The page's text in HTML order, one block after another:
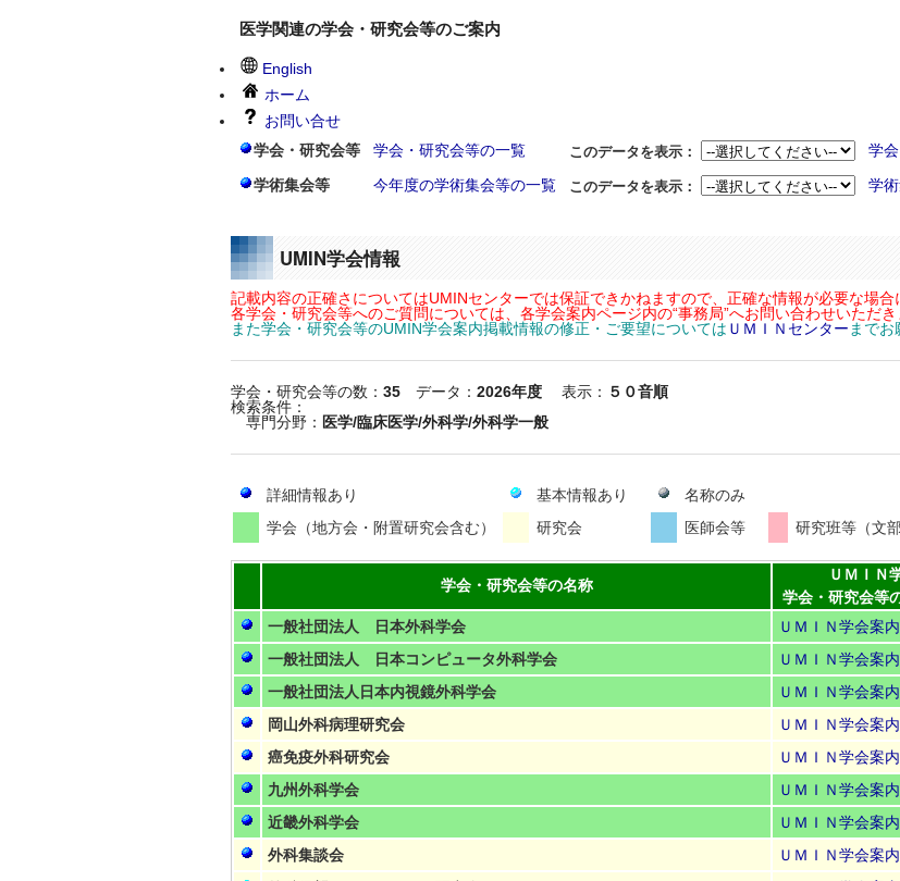
医学関連の学会・研究会等のご案内
English
ホーム
お問い合せ
学会・研究会等
学会・研究会等の一覧 このデータを表示：
学
学術集会等
今年度の学術集会等の一覧 このデータを表示： 学
UMIN学会情報
記載内容の正確さについてはUMINセンターでは保証できかねますので、正確な情報が必要な場合
各学会・研究会等へのご質問については、各学会案内ページ内の“事務局”へお問い合わせいただき
また学会・研究会等のUMIN学会案内掲載情報の修正・ご要望については ＵＭＩＮセンターまでお
学会・研究会等の数： 35 データ： 2026年度 表示： ５０音順
検索条件：
専門分野： 医学/臨床医学/外科学/外科学一般
詳細情報あり 基本情報あり
名称のみ
学会（地方会・附置研究会含む）
研究会 医師会等 研究班等（文
学会・研究会等の名称
ＵＭＩＮ
学会・研究会等
一般社団法人 日本外科学会 ＵＭＩＮ学会案内
一般社団法人 日本コンピュータ外科学会
ＵＭＩＮ学会案内
一般社団法人日本内視鏡外科学会
ＵＭＩＮ学会案内
岡山外科病理研究会
ＵＭＩＮ学会案内
癌免疫外科研究会
ＵＭＩＮ学会案内
九州外科学会
ＵＭＩＮ学会案内
近畿外科学会
ＵＭＩＮ学会案内
外科集談会
ＵＭＩＮ学会案内